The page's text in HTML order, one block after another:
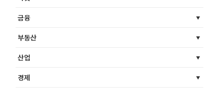
금융
부동산
산업
경제